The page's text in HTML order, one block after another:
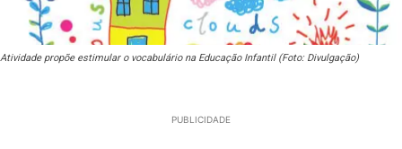
Atividade propõe estimular o vocabulário na Educação Infantil (Foto: Divulgação)
PUBLICIDADE